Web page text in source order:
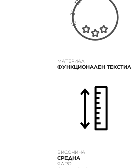
МАТЕРИАЛ
ФУНКЦИОНАЛЕН ТЕКСТИЛ
ВИСОЧИНА
СРЕДНА
ЯДРО